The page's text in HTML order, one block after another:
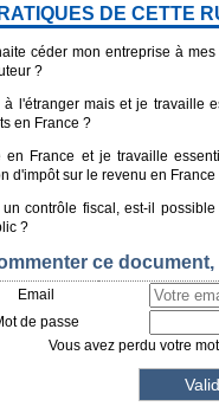
DE CETTE
céder mon entreprise à
?
à l'étranger mais et je travaille
en France ?
en France et je travaille
d'impôt sur le revenu en France
contrôle fiscal, est-il
?
ce
Email
de passe
Vous avez perdu votre